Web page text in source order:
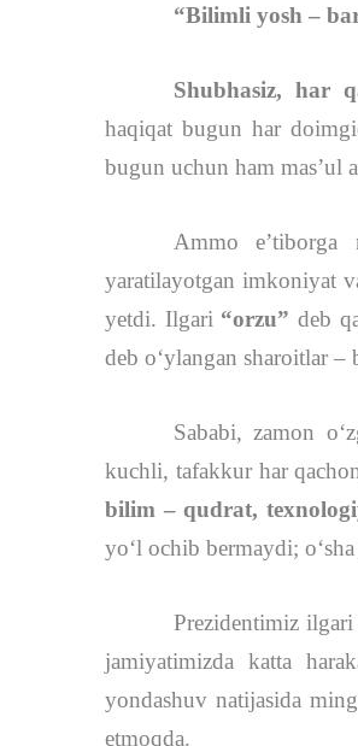
“Bilimli yosh –
Shubhasiz, har
haqiqat bugun har
bugun uchun ham mas’ul
Ammo
yaratilayotgan imkoniyat
yetdi. Ilgari “orzu” deb
deb o‘ylangan sharoitlar
Sababi, zamon
kuchli, tafakkur har
bilim – qudrat,
yo‘l ochib bermaydi;
Prezidentimiz ilgari
jamiyatimizda katta
yondashuv natijasida
etmoqda.